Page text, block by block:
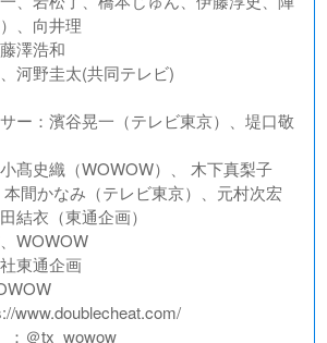
、向井理
澤浩和
河野圭太(共同テレビ)
ー：濱谷晃一（テレビ東京）、堤口敬
髙史織（WOWOW）、 木下真梨子
本間かなみ（テレビ東京）、元村次宏
結衣（東通企画）
WOWOW
東通企画
www.doublecheat.com/
：＠tx_wowow